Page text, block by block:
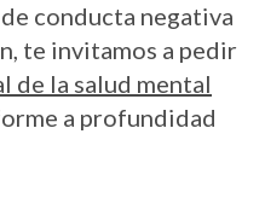
conducta negativa
te invitamos a pedir
de la salud mental
a profundidad